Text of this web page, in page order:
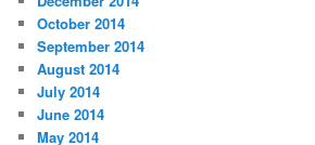
October 2014
September 2014
August 2014
July 2014
June 2014
May 2014